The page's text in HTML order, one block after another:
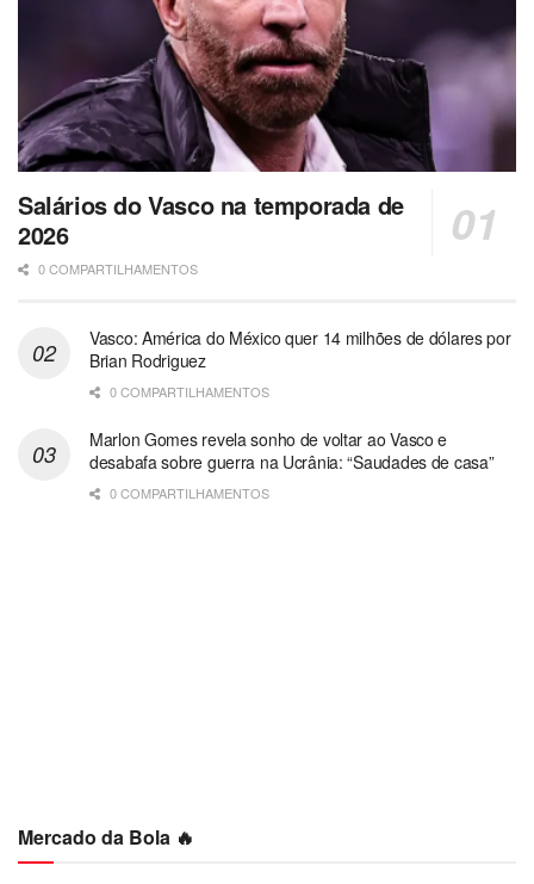
Salários do Vasco na temporada de
2026
0 COMPARTILHAMENTOS
Vasco: América do México quer 14 milhões de dólares por
Brian Rodriguez
0 COMPARTILHAMENTOS
Marlon Gomes revela sonho de voltar ao Vasco e
desabafa sobre guerra na Ucrânia: “Saudades de casa”
0 COMPARTILHAMENTOS
Mercado da Bola 🔥